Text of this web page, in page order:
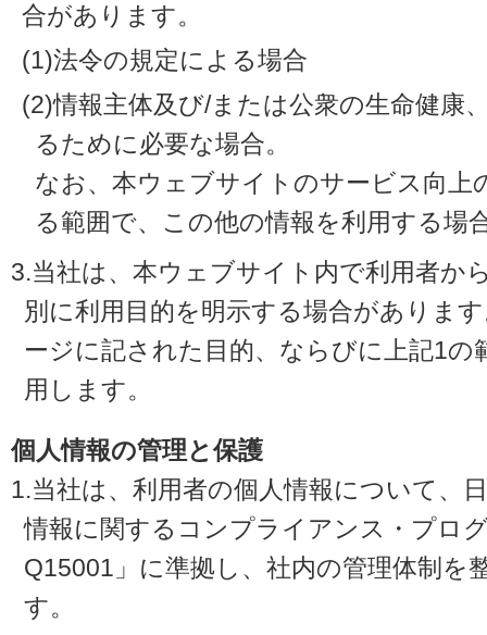
合があります。
(1)法令の規定による場合
(2)情報主体及び/または公衆の生命健康
るために必要な場合。
なお、本ウェブサイトのサービス向上
る範囲で、この他の情報を利用する場
3.当社は、本ウェブサイト内で利用者か
別に利用目的を明示する場合がありま
ージに記された目的、ならびに上記1の
用します。
個人情報の管理と保護
1.当社は、利用者の個人情報について、
情報に関するコンプライアンス・プロ
Q15001」に準拠し、社内の管理体制を
す。